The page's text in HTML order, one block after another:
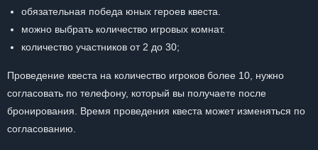
обязательная победа юных героев квеста.
можно выбрать количество игровых комнат.
количество участников от 2 до 30;
Проведение квеста на количество игроков более 10, нужно
согласовать по телефону, который вы получаете после
бронирования. Время проведения квеста может изменяться по
согласованию.